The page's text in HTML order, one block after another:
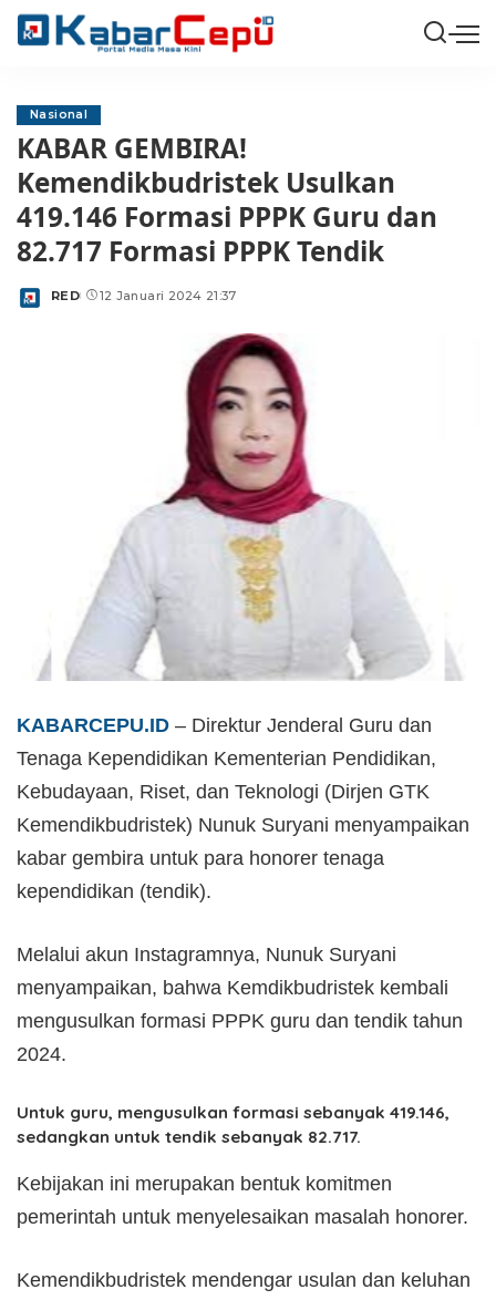
Nasional
KABAR GEMBIRA!
Kemendikbudristek Usulkan
419.146 Formasi PPPK Guru dan
82.717 Formasi PPPK Tendik
Posted
RED 12 Januari 2024 21:37
KABARCEPU.ID – Direktur Jenderal Guru dan
Tenaga Kependidikan Kementerian Pendidikan,
Kebudayaan, Riset, dan Teknologi (Dirjen GTK
Kemendikbudristek) Nunuk Suryani menyampaikan
kabar gembira untuk para honorer tenaga
kependidikan (tendik).
Melalui akun Instagramnya, Nunuk Suryani
menyampaikan, bahwa Kemdikbudristek kembali
mengusulkan formasi PPPK guru dan tendik tahun
2024.
Untuk guru, mengusulkan formasi sebanyak 419.146,
sedangkan untuk tendik sebanyak 82.717.
Kebijakan ini merupakan bentuk komitmen
pemerintah untuk menyelesaikan masalah honorer.
Kemendikbudristek mendengar usulan dan keluhan